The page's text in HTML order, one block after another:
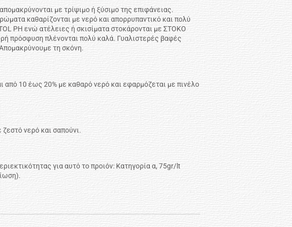
με τρίψιμο ή ξύσιμο της επιφάνειας.
καθαρίζονται με νερό και απορρυπαντικό και πολύ
PH ενώ ατέλειες ή σκισίματα στοκάρονται με ΣΤΟΚΟ
πρόσφυση πλένονται πολύ καλά. Γυαλιστερές βαφές
τη σκόνη.
από 10 έως 20% με καθαρό νερό και εφαρμόζεται με πινέλο
νερό και σαπούνι.
για αυτό το προιόν: Κατηγορία α, 75gr/lt